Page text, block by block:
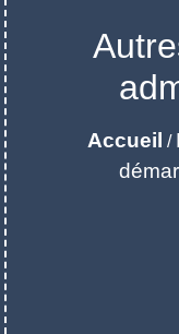
Accueil /